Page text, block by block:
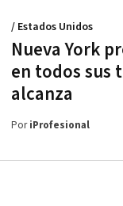
Nueva York
en todos sus
alcanza
/ Estados Unidos
PoriProfesional